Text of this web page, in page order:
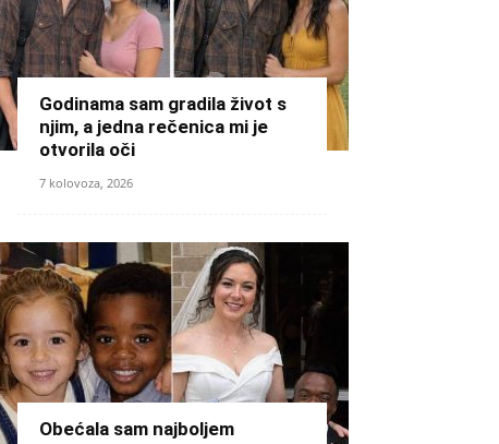
Godinama sam gradila život s
njim, a jedna rečenica mi je
otvorila oči
7 kolovoza, 2026
Obećala sam najboljem